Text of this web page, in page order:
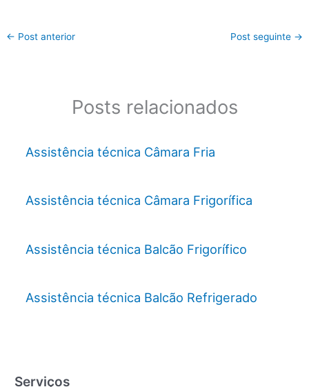
← Post anterior Post seguinte →
Posts relacionados
Assistência técnica Câmara Fria
Assistência técnica Câmara Frigorífica
Assistência técnica Balcão Frigorífico
Assistência técnica Balcão Refrigerado
Serviços